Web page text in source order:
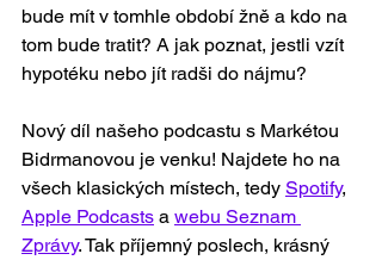
bude mít v tomhle období žně a kdo na
tom bude tratit? A jak poznat, jestli vzít
hypotéku nebo jít radši do nájmu?
Nový díl našeho podcastu s Markétou
Bidrmanovou je venku! Najdete ho na
všech klasických místech, tedy Spotify,
Apple Podcasts a webu Seznam
Zprávy. Tak příjemný poslech, krásný